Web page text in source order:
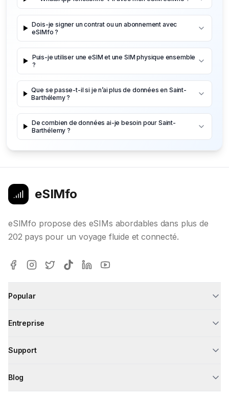
Dois-je signer un contrat ou un abonnement avec
eSIMfo ?
Puis-je utiliser une eSIM et une SIM physique ensemble
?
Que se passe-t-il si je n’ai plus de données en Saint-
Barthélemy ?
De combien de données ai-je besoin pour Saint-
Barthélemy ?
eSIMfo
eSIMfo propose des eSIMs abordables dans plus de
202 pays pour un voyage fluide et connecté.
Popular
Entreprise
Support
Blog